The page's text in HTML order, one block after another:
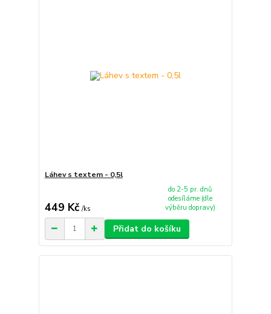
Láhev s textem - 0,5l
449 Kč /ks
do 2-5 pr. dnů
odesíláme (dle
výběru dopravy)
Přidat do košíku